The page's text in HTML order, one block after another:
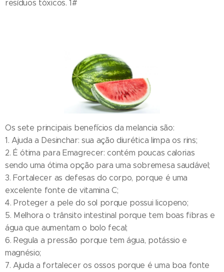
resíduos tóxicos. 1#
Os sete principais benefícios da melancia são:
1. Ajuda a Desinchar: sua ação diurética limpa os rins;
2. É ótima para Emagrecer: contém poucas calorias
sendo uma ótima opção para uma sobremesa saudável;
3. Fortalecer as defesas do corpo, porque é uma
excelente fonte de vitamina C;
4. Proteger a pele do sol porque possui licopeno;
5. Melhora o trânsito intestinal porque tem boas fibras e
água que aumentam o bolo fecal;
6. Regula a pressão porque tem água, potássio e
magnésio;
7. Ajuda a fortalecer os ossos porque é uma boa fonte